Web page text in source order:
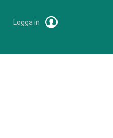
Logga in